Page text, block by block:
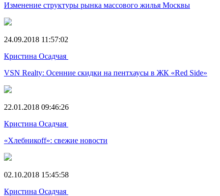
Изменение структуры рынка массового жилья Москвы
24.09.2018 11:57:02
Кристина Осадчая
VSN Realty: Осенние скидки на пентхаусы в ЖК «Red Side»
22.01.2018 09:46:26
Кристина Осадчая
«Хлебникоff»: свежие новости
02.10.2018 15:45:58
Кристина Осадчая